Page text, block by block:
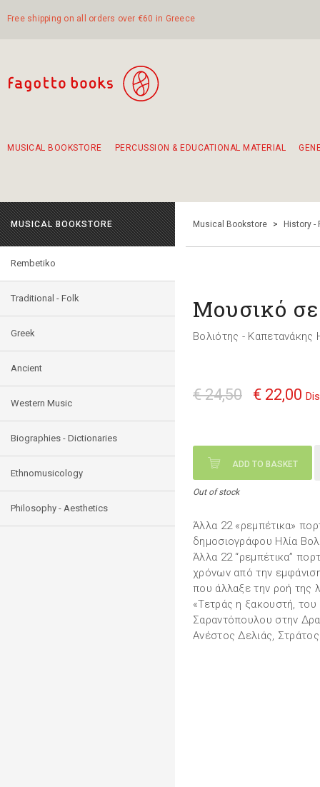
Free shipping on all orders over €60 in Greece
MUSICAL BOOKSTORE PERCUSSION & EDUCATIONAL MATERIAL
MUSICAL BOOKSTORE
Rembetiko
Traditional - Folk
Greek
Ancient
Western Music
Biographies - Dictionaries
Ethnomusicology
Philosophy - Aesthetics
Musical Bookstore > History -
Μουσικό
Βολιότης - Καπετανάκης
€ 24,50 € 22,00
ADD TO BASKET
Out of stock
Άλλα 22 «ρεμπέτικα»
δημοσιογράφου Ηλία
Άλλα 22 “ρεμπέτικα”
χρόνων από την
που άλλαξε την ροή της
«Τετράς η ξακουστή,
Σαραντόπουλου στην
Ανέστος Δελιάς,